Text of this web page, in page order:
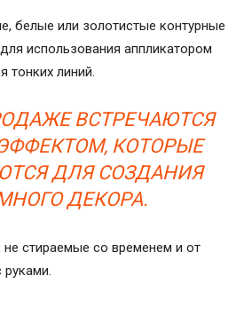
белые или золотистые контурные
использования аппликатором
тонких линий.
ВСТРЕЧАЮТСЯ
КОТОРЫЕ
ДЛЯ СОЗДАНИЯ
ДЕКОРА.
стираемые со временем и от
руками.